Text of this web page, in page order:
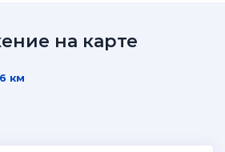
на карте
км